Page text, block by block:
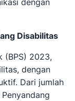
dengan
Disabilitas
(BPS) 2023,
dengan
Dari jumlah